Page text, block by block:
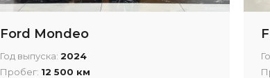
Ford Mondeo
Год выпуска: 2024
Пробег: 12 500 км